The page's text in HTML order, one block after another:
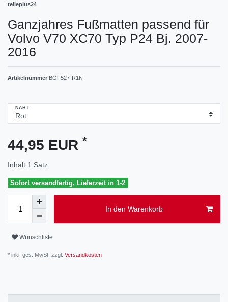
teileplus24
Ganzjahres Fußmatten passend für
Volvo V70 XC70 Typ P24 Bj. 2007-
2016
Artikelnummer BGF527-R1N
NAHT
44,95 EUR *
Inhalt 1 Satz
Sofort versandfertig, Lieferzeit in 1-2
In den Warenkorb
Wunschliste
* inkl. ges. MwSt. zzgl. Versandkosten